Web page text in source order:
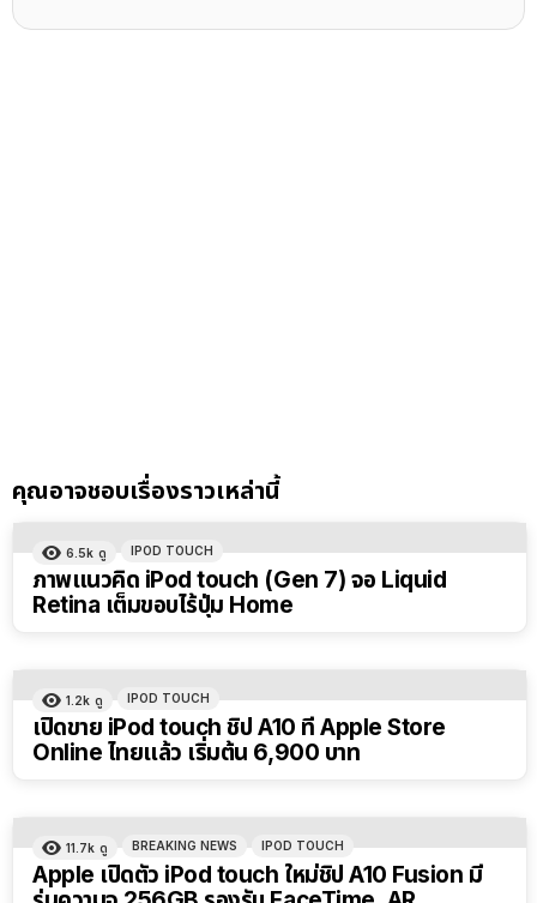
คุณอาจชอบเรื่องราวเหล่านี้
6.5k ดู IPOD TOUCH
ภาพแนวคิด iPod touch (Gen 7) จอ Liquid
Retina เต็มขอบไร้ปุ่ม Home
1.2k ดู IPOD TOUCH
เปิดขาย iPod touch ชิป A10 ที่ Apple Store
Online ไทยแล้ว เริ่มต้น 6,900 บาท
11.7k ดู BREAKING NEWS IPOD TOUCH
Apple เปิดตัว iPod touch ใหม่ชิป A10 Fusion มี